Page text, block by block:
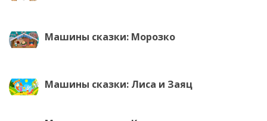
Машины сказки: Морозко
Машины сказки: Лиса и Заяц